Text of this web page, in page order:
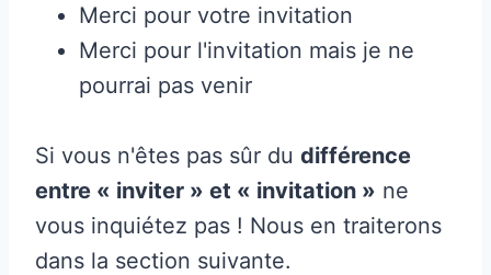
Merci pour votre invitation
Merci pour l'invitation mais je ne
pourrai pas venir
Si vous n'êtes pas sûr du différence
entre « inviter » et « invitation » ne
vous inquiétez pas ! Nous en traiterons
dans la section suivante.